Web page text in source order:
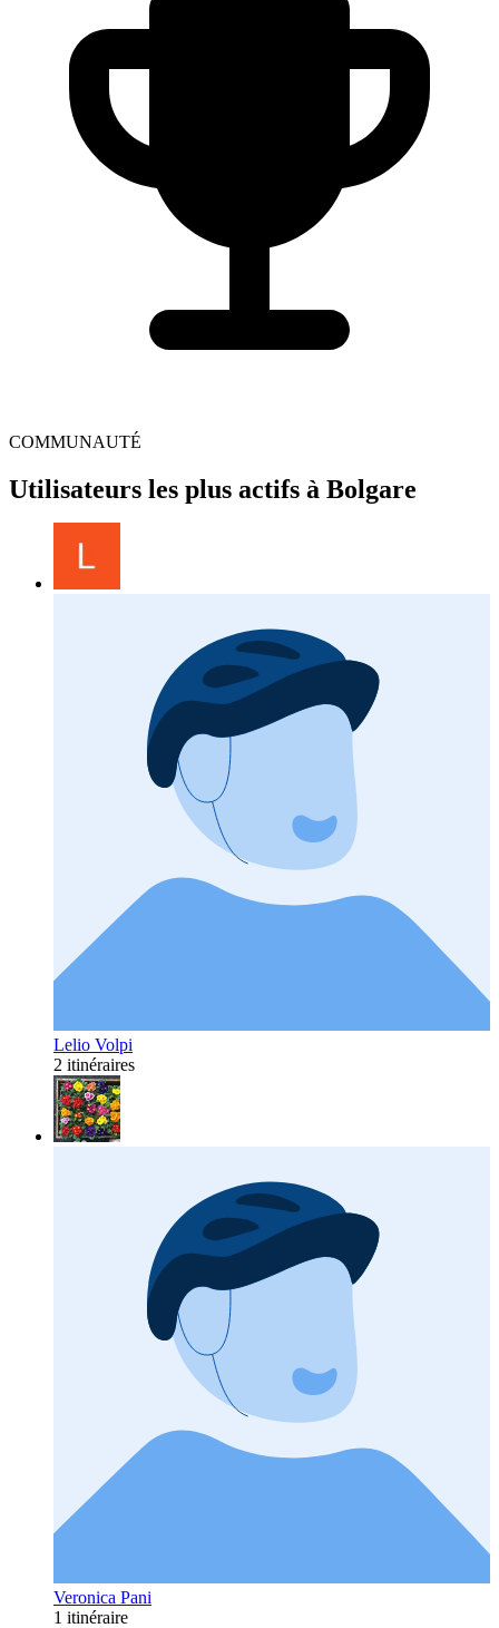
COMMUNAUTÉ
Utilisateurs les plus actifs à Bolgare
Lelio Volpi
2 itinéraires
Veronica Pani
1 itinéraire